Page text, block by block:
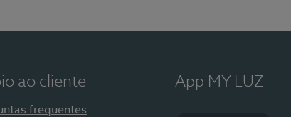
ao cliente
frequentes
App MY LUZ